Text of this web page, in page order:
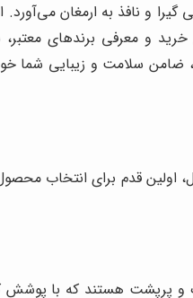
و نافذ به ارمغان می‌آورد.
و معرفی برندهای معتبر،
ضامن سلامت و زیبایی شما
اولین قدم برای انتخاب
و پرپشت هستند که با پوشش